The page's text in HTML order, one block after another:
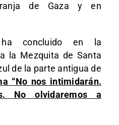
de Gaza y en
ha concluido en la
la Mezquita de Santa
de la parte antigua de
“No nos intimidarán.
No olvidaremos a